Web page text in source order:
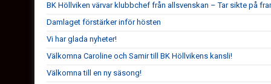
BK Höllviken värvar klubbchef från allsvenskan – Tar sikte på
Damlaget förstärker inför hösten
Vi har glada nyheter!
Välkomna Caroline och Samir till BK Höllvikens kansli!
Välkomna till en ny säsong!